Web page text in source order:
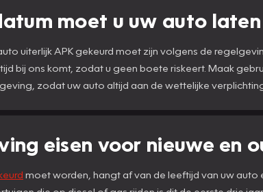
moet u uw auto laten
uiterlijk APK gekeurd moet zijn volgens de
bij ons komt, zodat u geen boete riskeert. Maak
zodat uw auto altijd aan de wettelijke
eisen voor nieuwe en
moet worden, hangt af van de leeftijd van uw auto